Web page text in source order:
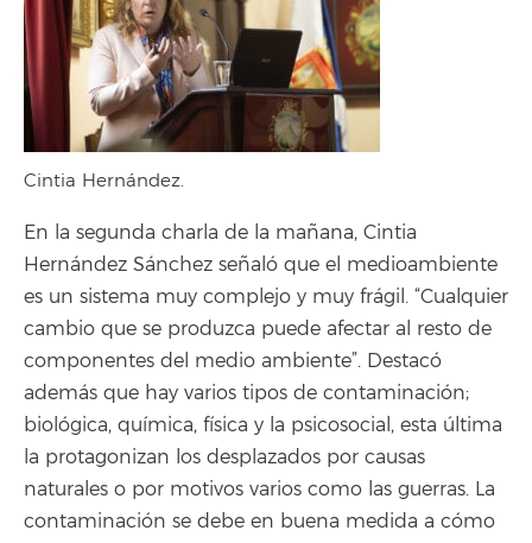
Cintia Hernández.
En la segunda charla de la mañana, Cintia
Hernández Sánchez señaló que el medioambiente
es un sistema muy complejo y muy frágil. “Cualquier
cambio que se produzca puede afectar al resto de
componentes del medio ambiente”. Destacó
además que hay varios tipos de contaminación;
biológica, química, física y la psicosocial, esta última
la protagonizan los desplazados por causas
naturales o por motivos varios como las guerras. La
contaminación se debe en buena medida a cómo